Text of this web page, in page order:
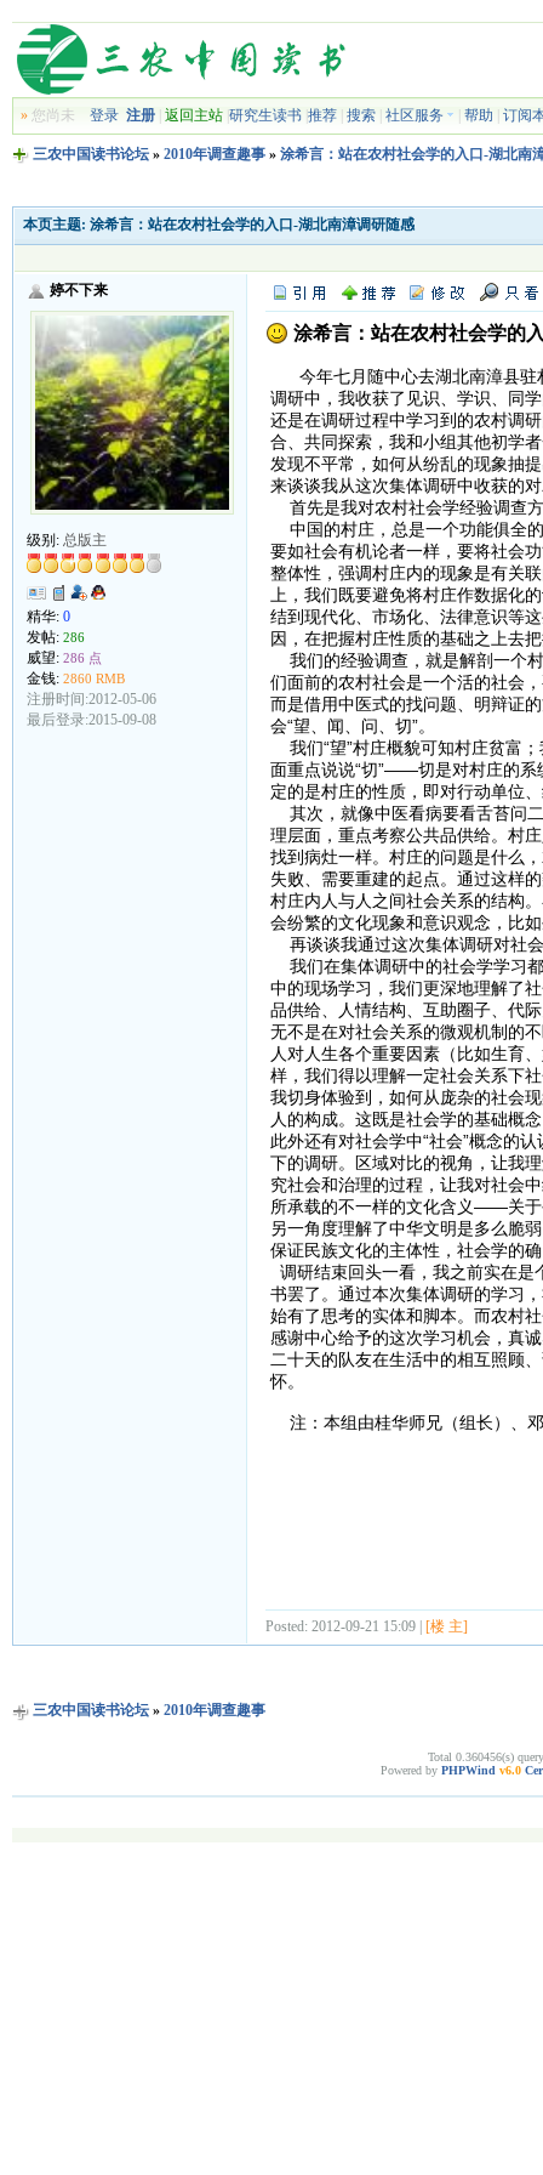
»您尚未 登录 注册| 返回主站| 研究生读书| 推荐| 搜索| 社区服务 帮助 订阅
三农中国读书论坛» 2010年调查趣事» 涂希言：站在农村社会学的入口-湖北南
本页主题: 涂希言：站在农村社会学的入口-湖北南漳调研随感
婷不下来
级别: 总版主
精华: 0
发帖: 286
威望: 286 点
金钱: 2860 RMB
注册时间:2012-05-06
最后登录:2015-09-08
涂希言：站在农村社会学的
今年七月随中心去湖北南漳县驻
调研中，我收获了见识、学识、同
还是在调研过程中学习到的农村调
合、共同探索，我和小组其他初学
发现不平常，如何从纷乱的现象抽
来谈谈我从这次集体调研中收获的
首先是我对农村社会学经验调查
中国的村庄，总是一个功能俱全
要如社会有机论者一样，要将社会
整体性，强调村庄内的现象是有关
上，我们既要避免将村庄作数据化
结到现代化、市场化、法律意识等
因，在把握村庄性质的基础之上去
我们的经验调查，就是解剖一个
们面前的农村社会是一个活的社会
而是借用中医式的找问题、明辩证
会“望、闻、问、切”。
我们“望”村庄概貌可知村庄贫富；
面重点说说“切”——切是对村庄的系
定的是村庄的性质，即对行动单位
其次，就像中医看病要看舌苔问
理层面，重点考察公共品供给。村
找到病灶一样。村庄的问题是什么
失败、需要重建的起点。通过这样
村庄内人与人之间社会关系的结构
会纷繁的文化现象和意识观念，比
再谈谈我通过这次集体调研对社
我们在集体调研中的社会学学习
中的现场学习，我们更深地理解了
品供给、人情结构、互助圈子、代
无不是在对社会关系的微观机制的
人对人生各个重要因素（比如生育
样，我们得以理解一定社会关系下
我切身体验到，如何从庞杂的社会
人的构成。这既是社会学的基础概
此外还有对社会学中“社会”概念的
下的调研。区域对比的视角，让我
究社会和治理的过程，让我对社会
所承载的不一样的文化含义——关于
另一角度理解了中华文明是多么脆
保证民族文化的主体性，社会学的
调研结束回头一看，我之前实在
书罢了。通过本次集体调研的学习
始有了思考的实体和脚本。而农村
感谢中心给予的这次学习机会，真
二十天的队友在生活中的相互照顾
怀。
注：本组由桂华师兄（组长）、
Posted: 2012-09-21 15:09 | [楼 主]
三农中国读书论坛» 2010年调查趣事
Total 0.360456(s)
Powered by PHPWind v6.0